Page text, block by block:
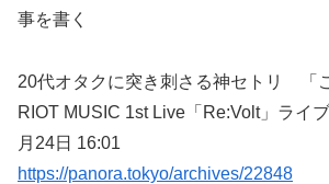
事を書く
20代オタクに突き刺さる神セトリ 「
RIOT MUSIC 1st Live「Re:Volt」ライ
月24日 16:01
https://panora.tokyo/archives/22848